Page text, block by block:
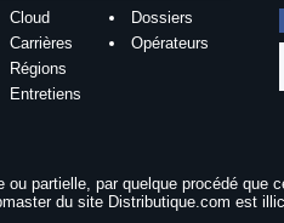
Cloud
Dossiers
Carrières
Opérateurs
Régions
Entretiens
ou partielle, par quelque procédé que
du site Distributique.com est